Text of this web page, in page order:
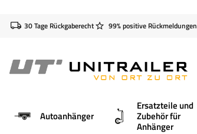
30 Tage Rückgaberecht 99% positive Rückmeldungen
Autoanhänger
Ersatzteile und
Zubehör für
Anhänger